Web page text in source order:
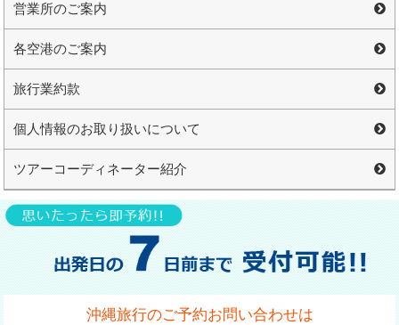
営業所のご案内
各空港のご案内
旅行業約款
個人情報のお取り扱いについて
ツアーコーディネーター紹介
沖縄旅行のご予約お問い合わせは